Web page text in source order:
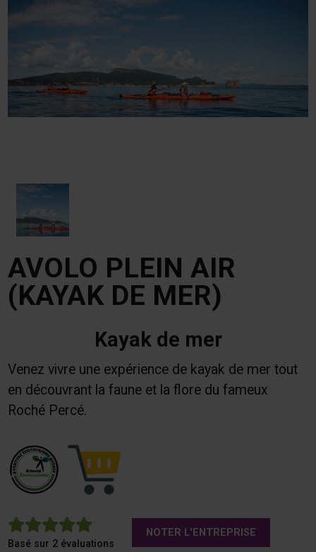
AVOLO PLEIN AIR
(KAYAK DE MER)
Kayak de mer
Venez vivre une expérience de kayak de mer tout
en découvrant la faune et la flore du fameux
Roché Percé.
5
Basé sur 2 évaluations
NOTER L'ENTREPRISE